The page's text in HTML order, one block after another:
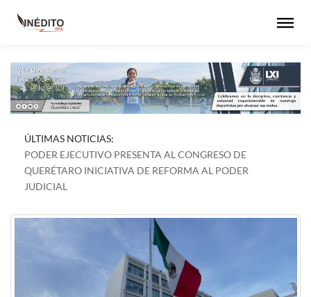
ÚLTIMAS NOTICIAS:
PODER EJECUTIVO PRESENTA AL CONGRESO DE
QUERÉTARO INICIATIVA DE REFORMA AL PODER
JUDICIAL